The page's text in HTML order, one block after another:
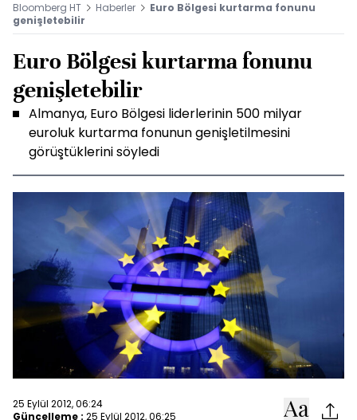
Bloomberg HT Haberler
Euro Bölgesi kurtarma fonunu
genişletebilir
Euro Bölgesi kurtarma fonunu
genişletebilir
Almanya, Euro Bölgesi liderlerinin 500 milyar
euroluk kurtarma fonunun genişletilmesini
görüştüklerini söyledi
25 Eylül 2012, 06:24
Güncelleme : 25 Eylül 2012, 06:25